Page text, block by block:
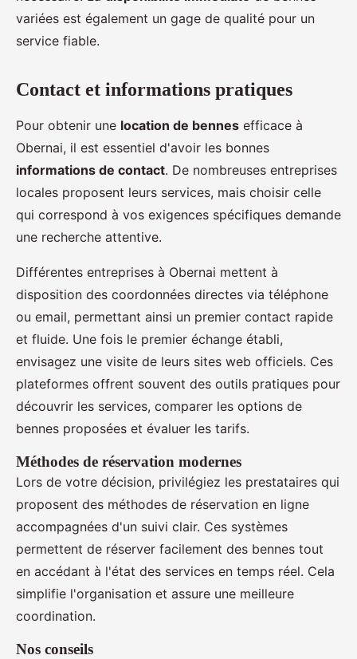
variées est également un gage de qualité pour un
service fiable.
Contact et informations pratiques
Pour obtenir une location de bennes efficace à
Obernai, il est essentiel d'avoir les bonnes
informations de contact. De nombreuses entreprises
locales proposent leurs services, mais choisir celle
qui correspond à vos exigences spécifiques demande
une recherche attentive.
Différentes entreprises à Obernai mettent à
disposition des coordonnées directes via téléphone
ou email, permettant ainsi un premier contact rapide
et fluide. Une fois le premier échange établi,
envisagez une visite de leurs sites web officiels. Ces
plateformes offrent souvent des outils pratiques pour
découvrir les services, comparer les options de
bennes proposées et évaluer les tarifs.
Méthodes de réservation modernes
Lors de votre décision, privilégiez les prestataires qui
proposent des méthodes de réservation en ligne
accompagnées d'un suivi clair. Ces systèmes
permettent de réserver facilement des bennes tout
en accédant à l'état des services en temps réel. Cela
simplifie l'organisation et assure une meilleure
coordination.
Nos conseils